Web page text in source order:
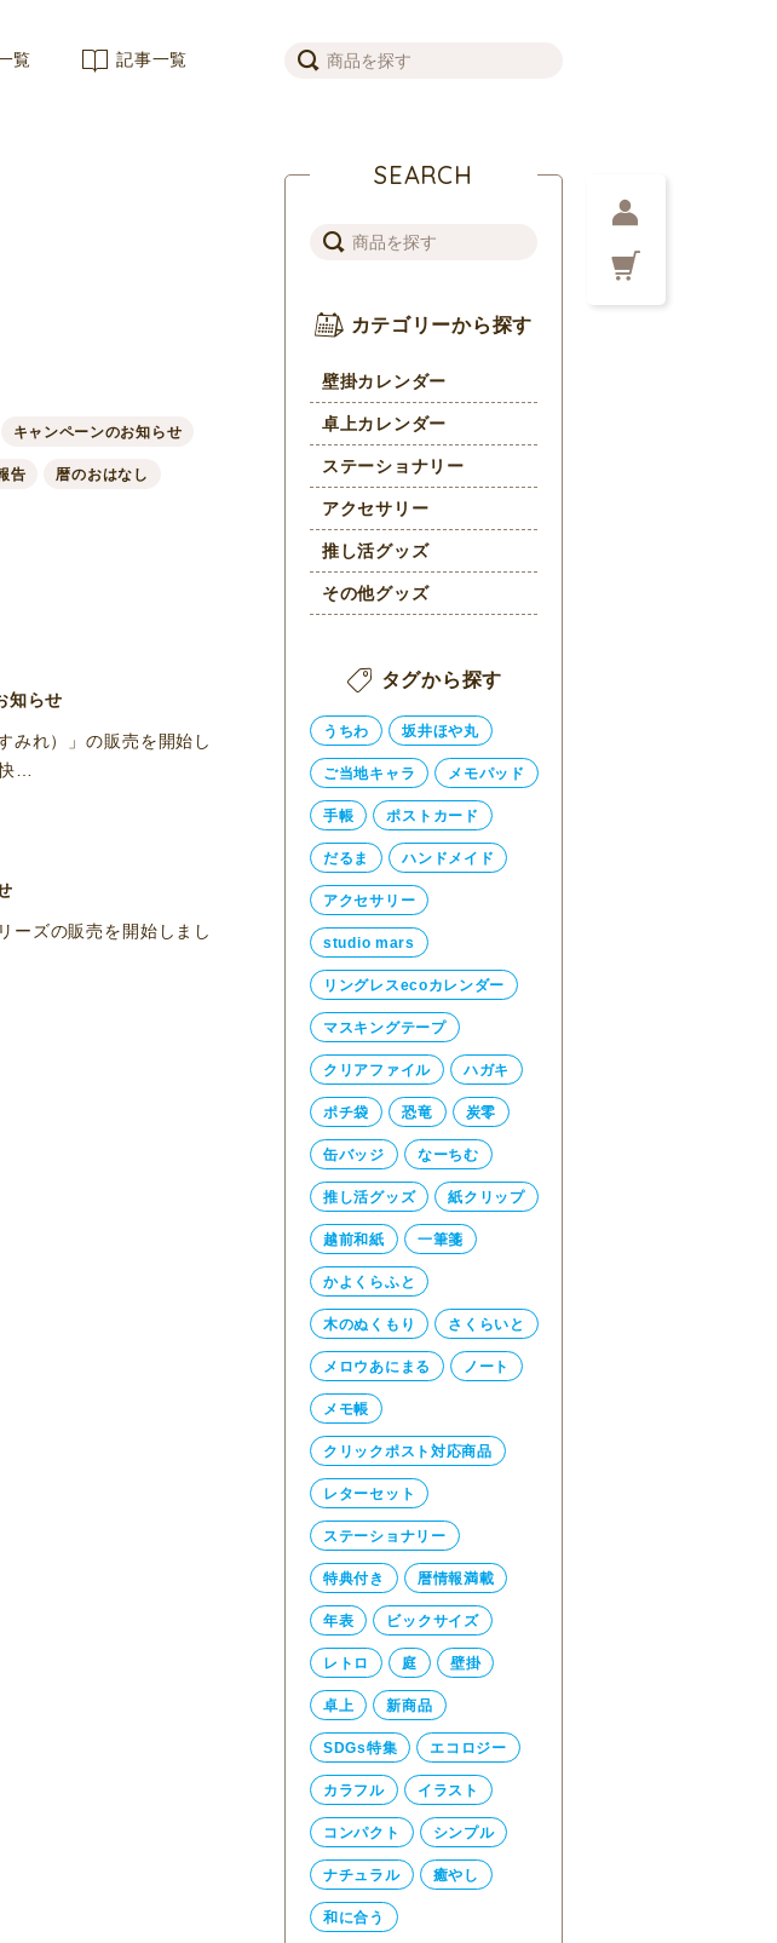
覧 記事一覧
キャンペーンのお知らせ
告 暦のおはなし
知らせ
みれ）」の販売を開始し
…
ーズの販売を開始しまし
SEARCH
カテゴリーから探す
壁掛カレンダー
卓上カレンダー
ステーショナリー
アクセサリー
推し活グッズ
その他グッズ
タグから探す
うちわ 坂井ほや丸
ご当地キャラ メモパッド
手帳 ポストカード
だるま ハンドメイド
アクセサリー
studio mars
リングレスecoカレンダー
マスキングテープ
クリアファイル ハガキ
ポチ袋 恐竜 炭零
缶バッジ なーちむ
推し活グッズ 紙クリップ
越前和紙 一筆箋
かよくらふと
木のぬくもり さくらいと
メロウあにまる ノート
メモ帳
クリックポスト対応商品
レターセット
ステーショナリー
特典付き 暦情報満載
年表 ビックサイズ
レトロ 庭 壁掛
卓上 新商品
SDGs特集 エコロジー
カラフル イラスト
コンパクト シンプル
ナチュラル 癒やし
和に合う